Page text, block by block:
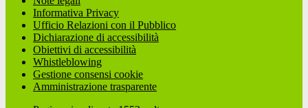
Informativa Privacy
Ufficio Relazioni con il Pubblico
Dichiarazione di accessibilità
Obiettivi di accessibilità
Whistleblowing
Gestione consensi cookie
Amministrazione trasparente